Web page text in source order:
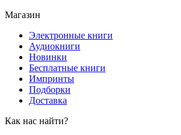
Магазин
Электронные книги
Аудиокниги
Новинки
Бесплатные книги
Импринты
Подборки
Доставка
Как нас найти?